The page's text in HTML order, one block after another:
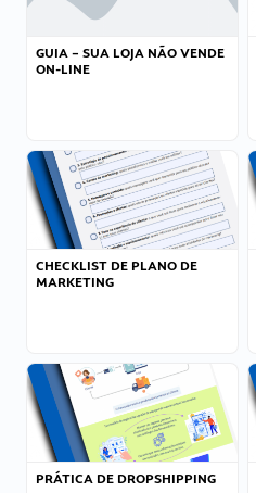
GUIA – SUA LOJA NÃO VENDE
ON-LINE
CHECKLIST DE PLANO DE
MARKETING
PRÁTICA DE DROPSHIPPING